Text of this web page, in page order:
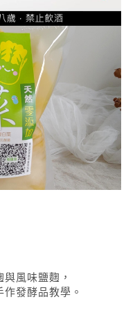
風味鹽麴，
發酵品教學。